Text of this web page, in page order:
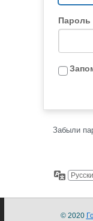
Пароль
Забыли
© 2020